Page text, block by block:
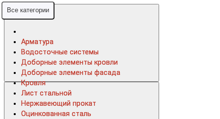
Все категории
Арматура
Водосточные системы
Доборные элементы кровли
Доборные элементы фасада
Кровля
Лист стальной
Нержавеющий прокат
Оцинкованная сталь
Все категории
Арматура
Водосточные системы
Доборные элементы кровли
Доборные элементы фасада
Кровля
Лист стальной
Нержавеющий прокат
Оцинкованная сталь